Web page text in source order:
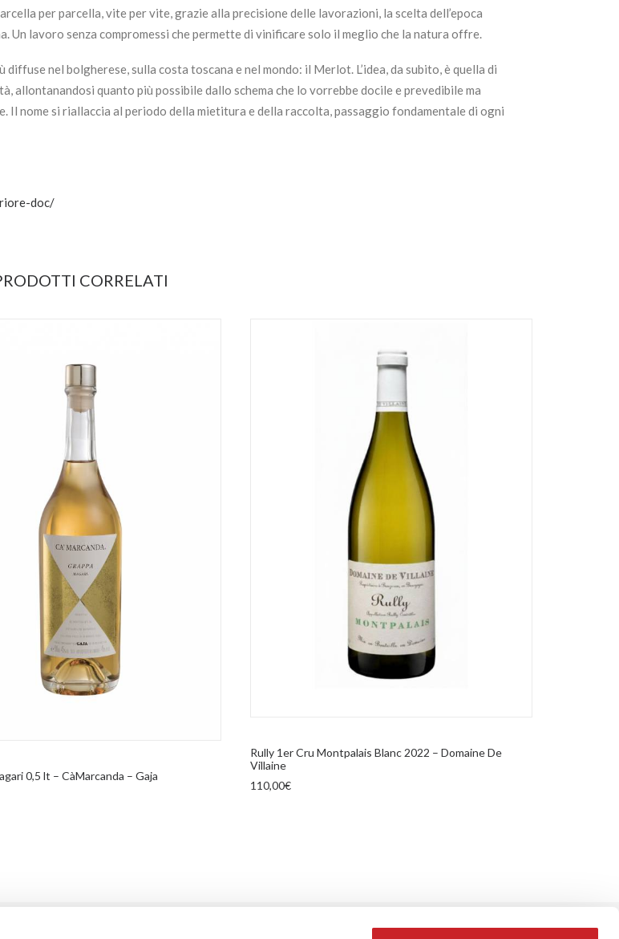
per parcella, vite per vite, grazie alla precisione delle lavorazioni, la scelta dell’epoca
Un lavoro senza compromessi che permette di vinificare solo il meglio che la natura offre.
nel bolgherese, sulla costa toscana e nel mondo: il Merlot. L’idea, da subito, è quella di
quanto più possibile dallo schema che lo vorrebbe docile e prevedibile ma
Il nome si riallaccia al periodo della mietitura e della raccolta, passaggio fondamentale di ogni
doc/
CORRELATI
0,5 lt – CàMarcanda – Gaja
Rully 1er Cru Montpalais Blanc 2022 – Domaine De
Villaine
110,00€